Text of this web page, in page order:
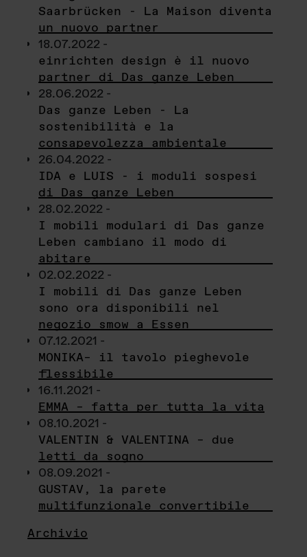
Saarbrücken - La Maison diventa
un nuovo partner
18.07.2022 -
einrichten design è il nuovo
partner di Das ganze Leben
28.06.2022 -
Das ganze Leben - La
sostenibilità e la
consapevolezza ambientale
26.04.2022 -
IDA e LUIS - i moduli sospesi
di Das ganze Leben
28.02.2022 -
I mobili modulari di Das ganze
Leben cambiano il modo di
abitare
02.02.2022 -
I mobili di Das ganze Leben
sono ora disponibili nel
negozio smow a Essen
07.12.2021 -
MONIKA– il tavolo pieghevole
flessibile
16.11.2021 -
EMMA – fatta per tutta la vita
08.10.2021 -
VALENTIN & VALENTINA – due
letti da sogno
08.09.2021 -
GUSTAV, la parete
multifunzionale convertibile
Archivio